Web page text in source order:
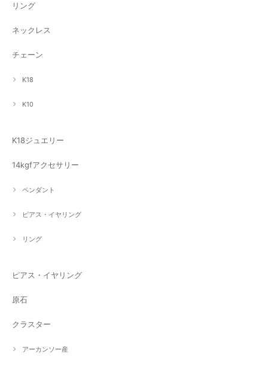
リング
ネックレス
チェーン
K18
K10
K18ジュエリー
14kgfアクセサリー
ペンダント
ピアス・イヤリング
リング
ピアス・イヤリング
原石
クラスター
アーカンソー産